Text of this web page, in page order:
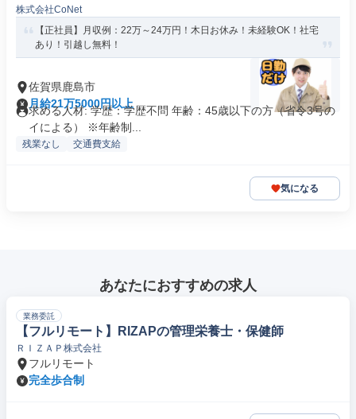
株式会社CoNet
【正社員】月収例：22万～24万円！木日お休み！未経験OK！社宅
あり！引越し無料！
佐賀県鹿島市
月給21万5000円以上
求める人材: 学歴：学歴不問 年齢：45歳以下の方（省令3号の
イによる） ※年齢制...
残業なし 交通費支給
気になる
あなたにおすすめの求人
業務委託
【フルリモート】RIZAPの管理栄養士・保健師
ＲＩＺＡＰ株式会社
フルリモート
完全歩合制